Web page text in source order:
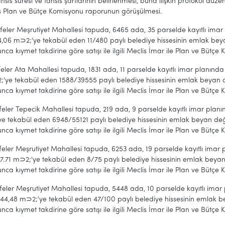
Plan ve Bütçe Komisyonu raporunun görüşülmesi.
Meşrutiyet Mahallesi tapuda, 6465 ada, 35 parselde kayıtlı
m⊃2;'ye tekabül eden 11/480 paylı belediye hissesinin emlak
kıymet takdirine göre satışı ile ilgili Meclis İmar ile Plan ve Bütçe
Ata Mahallesi tapuda, 1831 ada, 11 parselde kayıtlı imar
tekabül eden 1588/39555 paylı belediye hissesinin emlak
kıymet takdirine göre satışı ile ilgili Meclis İmar ile Plan ve Bütçe
Tepecik Mahallesi tapuda, 219 ada, 9 parselde kayıtlı imar
tekabül eden 6948/55121 paylı belediye hissesinin emlak beyan
kıymet takdirine göre satışı ile ilgili Meclis İmar ile Plan ve Bütçe
Meşrutiyet Mahallesi tapuda, 6253 ada, 19 parselde kayıtlı
m⊃2;'ye tekabül eden 8/75 paylı belediye hissesinin emlak
kıymet takdirine göre satışı ile ilgili Meclis İmar ile Plan ve Bütçe
Meşrutiyet Mahallesi tapuda, 5448 ada, 10 parselde kayıtlı
m⊃2;'ye tekabül eden 47/100 paylı belediye hissesinin emlak
kıymet takdirine göre satışı ile ilgili Meclis İmar ile Plan ve Bütçe